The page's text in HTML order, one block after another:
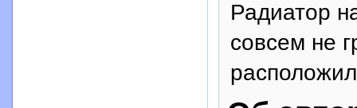
Радиатор
совсем не